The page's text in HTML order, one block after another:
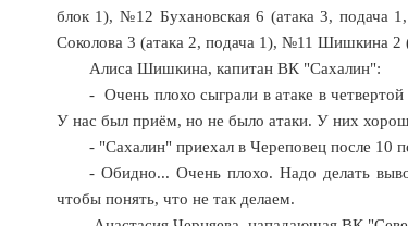
блок 1), №12 Бухановская 6 (атака 3, подача
Соколова 3 (атака 2, подача 1), №11 Шишкина
Алиса Шишкина, капитан ВК "Сахалин":
- Очень плохо сыграли в атаке в
У нас был приём, но не было атаки. У них
- "Сахалин" приехал в Череповец после 10
- Обидно... Очень плохо. Надо делать
чтобы понять, что не так делаем.